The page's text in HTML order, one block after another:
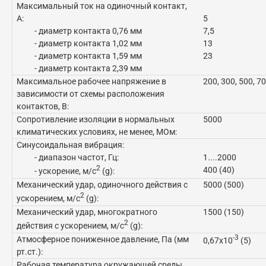
Максимальный ток на одиночный контакт,
А:
- диаметр контакта 0,76 мм
- диаметр контакта 1,02 мм
- диаметр контакта 1,59 мм
- диаметр контакта 2,39 мм
5
7,5
13
23
Максимальное рабочее напряжение в
зависимости от схемы расположения
контактов, В:
200, 300, 500,
Сопротивление изоляции в нормальных
климатических условиях, не менее, МОм:
5000
Синусоидальная вибрация:
- диапазон частот, Гц:
- ускорение, м/с2 (g):
1....2000
400 (40)
Механический удар, одиночного действия с
ускорением, м/с2 (g):
5000 (500)
Механический удар, многократного
действия с ускорением, м/с2 (g):
1500 (150)
Атмосферное пониженное давление, Па (мм
рт.ст.):
0,67x10-3 (5)